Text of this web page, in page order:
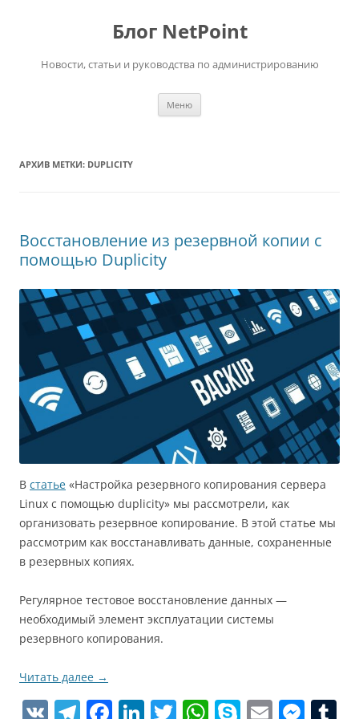
Блог NetPoint
Новости, статьи и руководства по администрированию
Меню
АРХИВ МЕТКИ: DUPLICITY
Восстановление из резервной копии с
помощью Duplicity
В статье «Настройка резервного копирования сервера
Linux с помощью duplicity» мы рассмотрели, как
организовать резервное копирование. В этой статье мы
рассмотрим как восстанавливать данные, сохраненные
в резервных копиях.
Регулярное тестовое восстановление данных —
необходимый элемент эксплуатации системы
резервного копирования.
Читать далее →